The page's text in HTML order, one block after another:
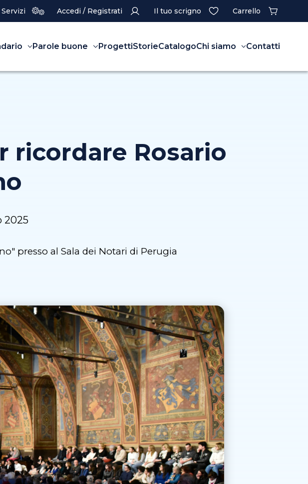
Servizi Accedi / Registrati Il tuo scrigno Carrello
Parole buone ProgettiStorieCatalogoChi siamo Contatti
ricordare Rosario
2025
presso al Sala dei Notari di Perugia